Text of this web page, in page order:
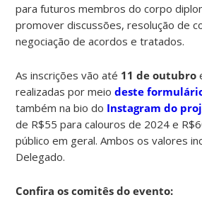
para futuros membros do corpo
promover discussões, resolução de
negociação de acordos e tratados.
As inscrições vão até 11 de outubro
realizadas por meiodeste
também na bio do Instagram do
de R$55 para calouros de 2024 e
público em geral. Ambos os valores
Delegado.
Confira os comitês do evento: